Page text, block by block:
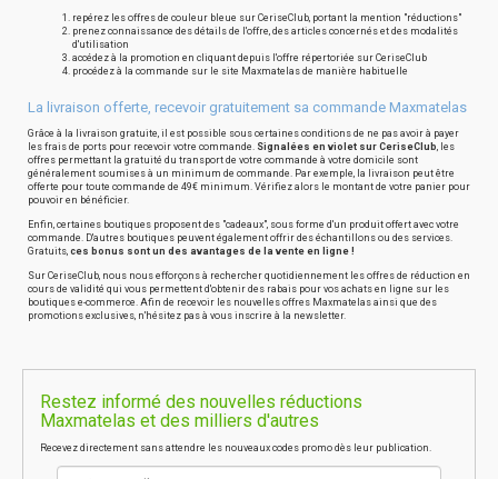
repérez les offres de couleur bleue sur CeriseClub, portant la mention "réductions"
prenez connaissance des détails de l'offre, des articles concernés et des modalités
d'utilisation
accédez à la promotion en cliquant depuis l'offre répertoriée sur CeriseClub
procédez à la commande sur le site Maxmatelas de manière habituelle
La livraison offerte, recevoir gratuitement sa commande Maxmatelas
Grâce à la livraison gratuite, il est possible sous certaines conditions de ne pas avoir à payer
les frais de ports pour recevoir votre commande. Signalées en violet sur CeriseClub, les
offres permettant la gratuité du transport de votre commande à votre domicile sont
généralement soumises à un minimum de commande. Par exemple, la livraison peut être
offerte pour toute commande de 49€ minimum. Vérifiez alors le montant de votre panier pour
pouvoir en bénéficier.
Enfin, certaines boutiques proposent des "cadeaux", sous forme d'un produit offert avec votre
commande. D'autres boutiques peuvent également offrir des échantillons ou des services.
Gratuits, ces bonus sont un des avantages de la vente en ligne !
Sur CeriseClub, nous nous efforçons à rechercher quotidiennement les offres de réduction en
cours de validité qui vous permettent d'obtenir des rabais pour vos achats en ligne sur les
boutiques e-commerce. Afin de recevoir les nouvelles offres Maxmatelas ainsi que des
promotions exclusives, n'hésitez pas à vous inscrire à la newsletter.
Restez informé des nouvelles réductions
Maxmatelas et des milliers d'autres
Recevez directement sans attendre les nouveaux codes promo dès leur publication.